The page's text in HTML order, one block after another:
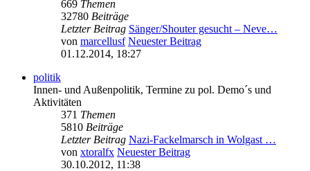
669 Themen
32780 Beiträge
Letzter Beitrag Sänger/Shouter gesucht – Neve…
von marcellusf Neuester Beitrag
01.12.2014, 18:27
politik
Innen- und Außenpolitik, Termine zu pol. Demo´s und
Aktivitäten
371 Themen
5810 Beiträge
Letzter Beitrag Nazi-Fackelmarsch in Wolgast …
von xtoralfx Neuester Beitrag
30.10.2012, 11:38